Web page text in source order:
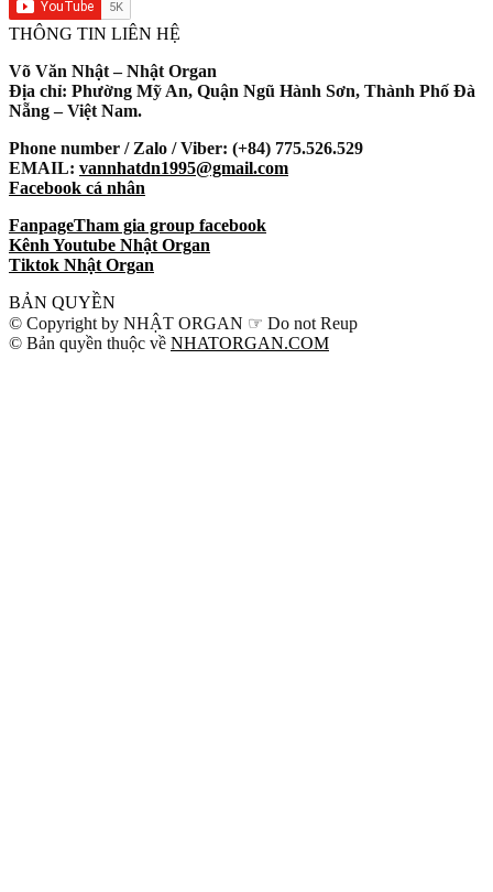
THÔNG TIN LIÊN HỆ
Võ Văn Nhật – Nhật Organ
Địa chỉ: Phường Mỹ An, Quận Ngũ Hành Sơn, Thành Phố Đà
Nẵng – Việt Nam.
Phone number / Zalo / Viber: (+84) 775.526.529
EMAIL: vannhatdn1995@gmail.com
Facebook cá nhân
FanpageTham gia group facebook
Kênh Youtube Nhật Organ
Tiktok Nhật Organ
BẢN QUYỀN
© Copyright by NHẬT ORGAN ☞ Do not Reup
© Bản quyền thuộc về NHATORGAN.COM